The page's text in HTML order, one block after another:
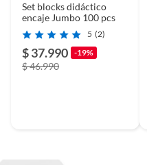
Set blocks didáctico
encaje Jumbo 100 pcs
5 (2)
$ 37.990 -19%
$ 46.990